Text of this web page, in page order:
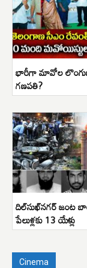
భారీగా మావోల
గణపతి?
దిల్‌సుఖ్‌నగర్ జంట
పేలుళ్లకు 13 యేళ్లు
Cinema